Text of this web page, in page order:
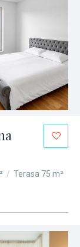
/ Terasa 75 m²